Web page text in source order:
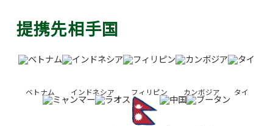
提携先相手国
ベトナム インドネシア フィリピン カンボジア タイ